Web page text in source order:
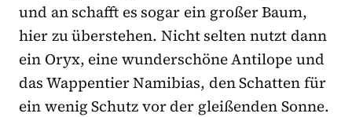
und an schafft es sogar ein großer Baum,
hier zu überstehen. Nicht selten nutzt dann
ein Oryx, eine wunderschöne Antilope und
das Wappentier Namibias, den Schatten für
ein wenig Schutz vor der gleißenden Sonne.